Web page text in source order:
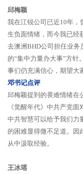
邱梅颖
我在江锐公司已近10年，
生负面情绪，而今我已经
去澳洲BHD公司担任业务
的“集中力量办大事”方针
事们仍充满信心，期望大
邓书记点评
邱梅颖提到的畏难情绪在
《觉醒年代》中共产党
中共智慧可以给予我们力
的困难显得微不足道。因
从中汲取经验。
王冰瑶